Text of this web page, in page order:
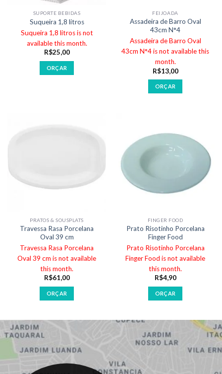
SUPORTE BEBIDAS
Suqueira 1,8 litros
Suqueira 1,8 litros is not
available this month.
R$25,00
ORÇAR
FEIJOADA
Assadeira de Barro Oval
43cm N°4
Assadeira de Barro Oval
43cm N°4 is not available this
month.
R$13,00
ORÇAR
PRATOS & SOUSPLATS
Travessa Rasa Porcelana
Oval 39 cm
Travessa Rasa Porcelana
Oval 39 cm is not available
this month.
R$61,00
ORÇAR
FINGER FOOD
Prato Risotinho Porcelana
Finger Food
Prato Risotinho Porcelana
Finger Food is not available
this month.
R$4,90
ORÇAR